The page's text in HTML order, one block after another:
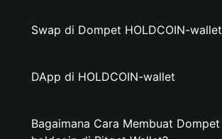
Swap di Dompet HOLDCOIN-wallet
DApp di HOLDCOIN-wallet
Bagaimana Cara Membuat Dompet